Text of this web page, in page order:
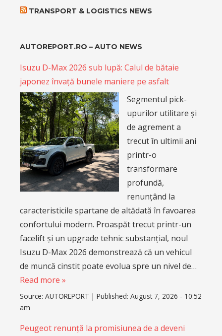
TRANSPORT & LOGISTICS NEWS
AUTOREPORT.RO – AUTO NEWS
Isuzu D-Max 2026 sub lupă: Calul de bătaie
japonez învață bunele maniere pe asfalt
Segmentul pick-
upurilor utilitare și
de agrement a
trecut în ultimii ani
printr-o
transformare
profundă,
renunțând la
caracteristicile spartane de altădată în favoarea
confortului modern. Proaspăt trecut printr-un
facelift și un upgrade tehnic substanțial, noul
Isuzu D-Max 2026 demonstrează că un vehicul
de muncă cinstit poate evolua spre un nivel de…
Read more »
Source: AUTOREPORT | Published: August 7, 2026 - 10:52
am
Peugeot renunță la promisiunea de a deveni